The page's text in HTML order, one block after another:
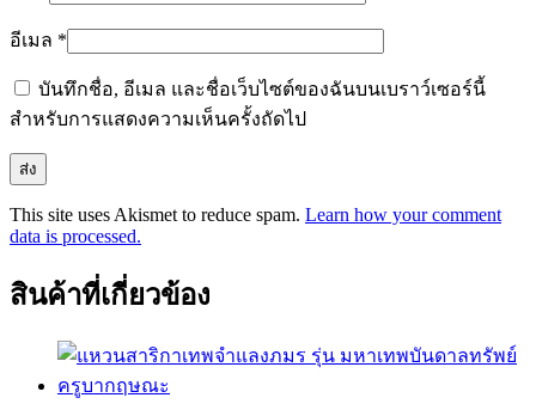
อีเมล *
บันทึกชื่อ, อีเมล และชื่อเว็บไซต์ของฉันบนเบราว์เซอร์นี้
สำหรับการแสดงความเห็นครั้งถัดไป
This site uses Akismet to reduce spam. Learn how your comment
data is processed.
สินค้าที่เกี่ยวข้อง